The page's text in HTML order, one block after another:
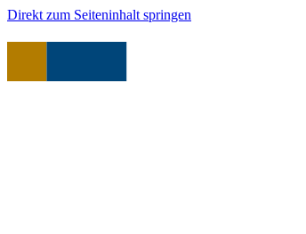
Direkt zum Seiteninhalt springen